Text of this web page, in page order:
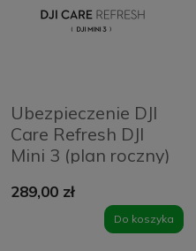
Ubezpieczenie DJI
Care Refresh DJI
Mini 3 (plan roczny)
289,00 zł
Do koszyka